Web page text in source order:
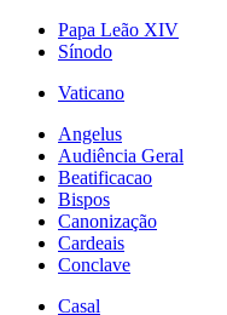
Papa Leão XIV
Sínodo
Vaticano
Angelus
Audiência Geral
Beatificacao
Bispos
Canonização
Cardeais
Conclave
Casal